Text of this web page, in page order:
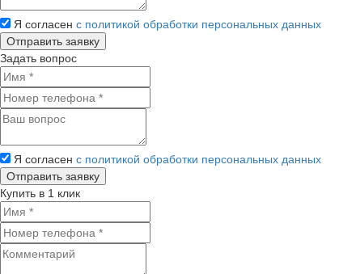
Я согласен с политикой обработки персональных данных
Задать вопрос
Я согласен с политикой обработки персональных данных
Купить в 1 клик